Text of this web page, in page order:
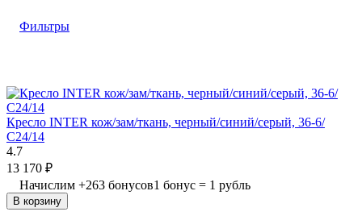
Фильтры
Кресло INTER кож/зам/ткань, черный/синий/серый, 36-6/
С24/14
4.7
13 170 ₽
Начислим +263 бонусов1 бонус = 1 рубль
В корзину